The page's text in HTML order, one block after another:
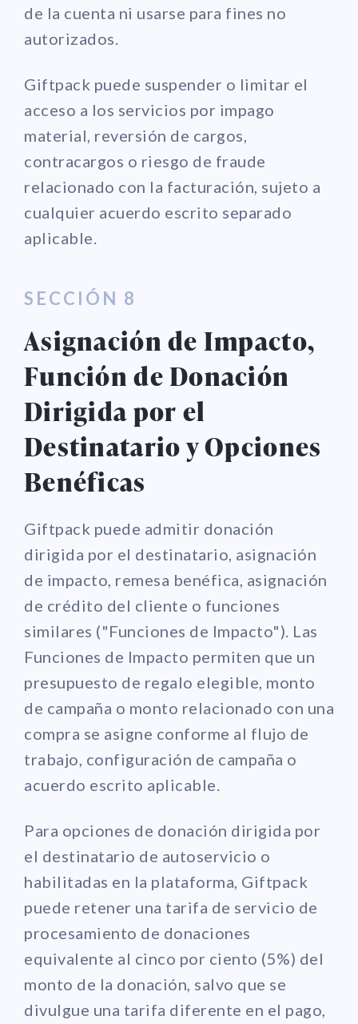
de la cuenta ni usarse para fines no
autorizados.
Giftpack puede suspender o limitar el
acceso a los servicios por impago
material, reversión de cargos,
contracargos o riesgo de fraude
relacionado con la facturación, sujeto a
cualquier acuerdo escrito separado
aplicable.
SECCIÓN 8
Asignación de Impacto,
Función de Donación
Dirigida por el
Destinatario y Opciones
Benéficas
Giftpack puede admitir donación
dirigida por el destinatario, asignación
de impacto, remesa benéfica, asignación
de crédito del cliente o funciones
similares ("Funciones de Impacto"). Las
Funciones de Impacto permiten que un
presupuesto de regalo elegible, monto
de campaña o monto relacionado con una
compra se asigne conforme al flujo de
trabajo, configuración de campaña o
acuerdo escrito aplicable.
Para opciones de donación dirigida por
el destinatario de autoservicio o
habilitadas en la plataforma, Giftpack
puede retener una tarifa de servicio de
procesamiento de donaciones
equivalente al cinco por ciento (5%) del
monto de la donación, salvo que se
divulgue una tarifa diferente en el pago,